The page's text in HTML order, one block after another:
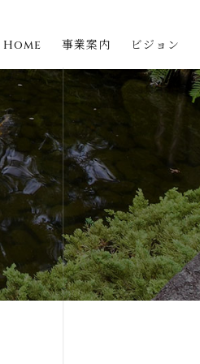
Home
事業案内 ビジョン